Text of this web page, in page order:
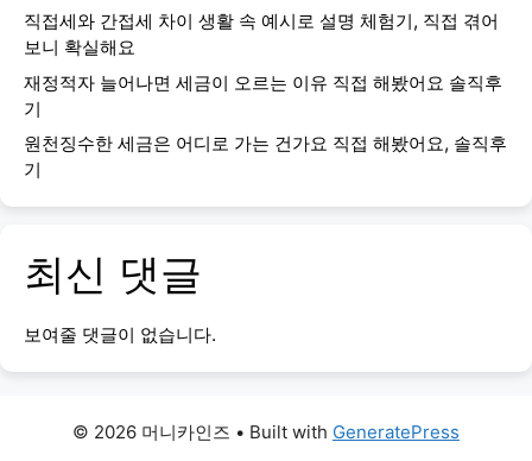
직접세와 간접세 차이 생활 속 예시로 설명 체험기, 직접 겪어
보니 확실해요
재정적자 늘어나면 세금이 오르는 이유 직접 해봤어요 솔직후
기
원천징수한 세금은 어디로 가는 건가요 직접 해봤어요, 솔직후
기
최신 댓글
보여줄 댓글이 없습니다.
© 2026 머니카인즈 • Built with GeneratePress